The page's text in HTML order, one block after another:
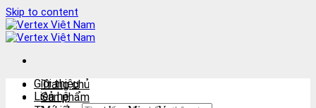
Skip to content
Giới thiệu
Liên hệ
Trang chủ
Sản phẩm